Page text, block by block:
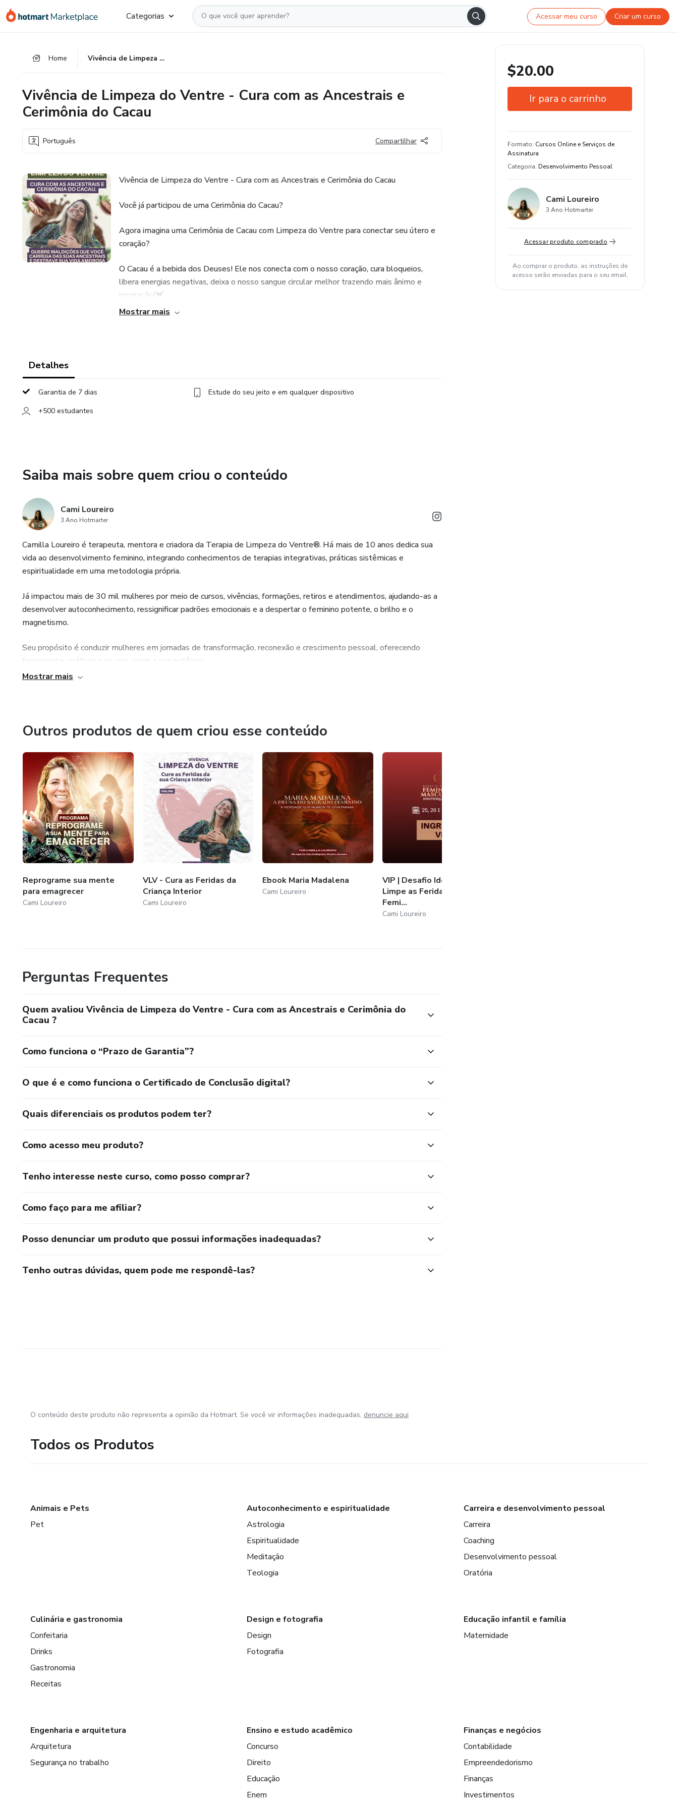
para
para
para
Categorias Acessar meu curso Criar um curso
Home Vivência de Limpeza do Ventre - Cura com as Ancestrais e Cerimônia do Cacau
Vivência de Limpeza do Ventre - Cura com as Ancestrais e
Cerimônia do Cacau
Português Compartilhar
Vivência de Limpeza do Ventre - Cura com as Ancestrais e Cerimônia do Cacau
Você já participou de uma Cerimônia do Cacau?
Agora imagina uma Cerimônia de Cacau com Limpeza do Ventre para conectar seu útero e
coração?
O Cacau é a bebida dos Deuses! Ele nos conecta com o nosso coração, cura bloqueios,
libera energias negativas, deixa o nosso sangue circular melhor trazendo mais ânimo e
inspiração!💓
de seus parceiros.
mulher que sofre de dores na menstruação ou problemas no útero, por estarem de coração
Eu quero te levar a conectar o seu Ventre e Coração, para ligar os seus canais energéticos
do Prazer e do Amor, para que assim você possa relaxar e restabelecer sua conexão com
você, se lembrando da sua verdadeira essência.
Mostrar mais
Detalhes
Garantia de 7 dias
Estude do seu jeito e em qualquer dispositivo
+500 estudantes
Saiba mais sobre quem criou o conteúdo
Cami Loureiro
3 Ano Hotmarter
Camilla Loureiro é terapeuta, mentora e criadora da Terapia de Limpeza do Ventre®. Há mais de 10 anos dedica sua
vida ao desenvolvimento feminino, integrando conhecimentos de terapias integrativas, práticas sistêmicas e
espiritualidade em uma metodologia própria.
Já impactou mais de 30 mil mulheres por meio de cursos, vivências, formações, retiros e atendimentos, ajudando-as a
desenvolver autoconhecimento, ressignificar padrões emocionais e a despertar o feminino potente, o brilho e o
magnetismo.
Seu propósito é conduzir mulheres em jornadas de transformação, reconexão e crescimento pessoal, oferecendo
ferramentas práticas para que vivam a sua potência.
Mostrar mais
Outros produtos de quem criou esse conteúdo
Reprograme sua mente
para emagrecer
Cami Loureiro
VLV - Cura as Feridas da
Criança Interior
Cami Loureiro
Ebook Maria Madalena
Cami Loureiro
VIP | Desafio Identifique e
Limpe as Feridas da Energia
Femi...
Cami Loureiro
Perguntas Frequentes
Quem avaliou Vivência de Limpeza do Ventre - Cura com as Ancestrais e Cerimônia do
Cacau ?
Como funciona o “Prazo de Garantia”?
O que é e como funciona o Certificado de Conclusão digital?
Quais diferenciais os produtos podem ter?
Como acesso meu produto?
Tenho interesse neste curso, como posso comprar?
Como faço para me afiliar?
Posso denunciar um produto que possui informações inadequadas?
Tenho outras dúvidas, quem pode me respondê-las?
$20.00
Ir para o carrinho
Estude do seu jeito e em qualquer
dispositivo
+500 estudantes
Formato: Cursos Online e Serviços de
Assinatura
Categoria: Desenvolvimento Pessoal
Cami Loureiro
3 Ano Hotmarter
Acessar produto comprado
Ao comprar o produto, as instruções de
acesso serão enviadas para o seu email.
O conteúdo deste produto não representa a opinião da Hotmart. Se você vir informações inadequadas, denuncie aqui
Todos os Produtos
Animais e Pets
Pet
Autoconhecimento e espiritualidade
Astrologia
Espiritualidade
Meditação
Teologia
Carreira e desenvolvimento pessoal
Carreira
Coaching
Desenvolvimento pessoal
Oratória
Culinária e gastronomia
Confeitaria
Drinks
Gastronomia
Receitas
Design e fotografia
Design
Fotografia
Educação infantil e família
Maternidade
Engenharia e arquitetura
Arquitetura
Segurança no trabalho
Ensino e estudo acadêmico
Concurso
Direito
Educação
Enem
Finanças e negócios
Contabilidade
Empreendedorismo
Finanças
Investimentos